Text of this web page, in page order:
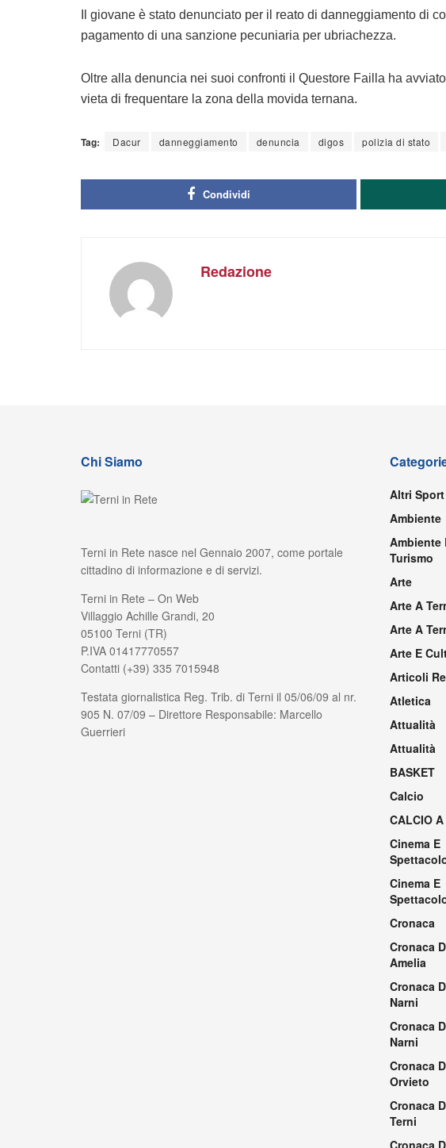
Il giovane è stato denunciato per il reato di danneggiamento di
pagamento di una sanzione pecuniaria per ubriachezza.
Oltre alla denuncia nei suoi confronti il Questore Failla ha
vieta di frequentare la zona della movida ternana.
Tag: Dacur danneggiamento denuncia digos polizia di stato
Condividi
Redazione
Chi Siamo
Terni in Rete nasce nel Gennaio 2007, come portale
cittadino di informazione e di servizi.
Terni in Rete – On Web
Villaggio Achille Grandi, 20
05100 Terni (TR)
P.IVA 01417770557
Contatti (+39) 335 7015948
Testata giornalistica Reg. Trib. di Terni il 05/06/09 al nr.
905 N. 07/09 – Direttore Responsabile: Marcello
Guerrieri
Altri Sport
Ambiente
Ambiente
Turismo
Arte
Arte A
Arte A
Arte E
Articoli
Atletica
Attualità
Attualità
BASKET
Calcio
CALCIO
Cinema E
Cinema E
Cronaca
Cronaca
Amelia
Cronaca
Narni
Cronaca
Narni
Cronaca
Orvieto
Cronaca
Terni